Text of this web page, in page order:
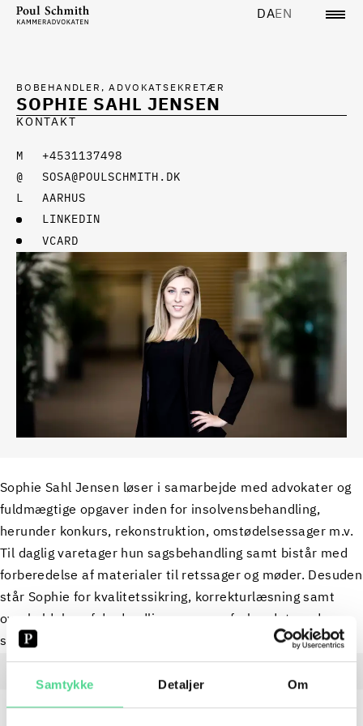
Samtykke Detaljer Om
DAEN
SOPHIE SAHL JENSEN
BOBEHANDLER, ADVOKATSEKRETÆR
KONTAKT
+4531137498
SOSA@POULSCHMITH.DK
AARHUS
LINKEDIN
VCARD
Sophie Sahl Jensen løser i samarbejde med advokater og
fuldmægtige opgaver inden for insolvensbehandling,
herunder konkurs, rekonstruktion, omstødelsessager m.v.
Til daglig varetager hun sagsbehandling samt bistår med
forberedelse af materialer til retssager og møder. Desuden
står Sophie for kvalitetssikring, korrekturlæsning samt
overholdelse af de deadlines, som er forbundet med
sagernes behandling.